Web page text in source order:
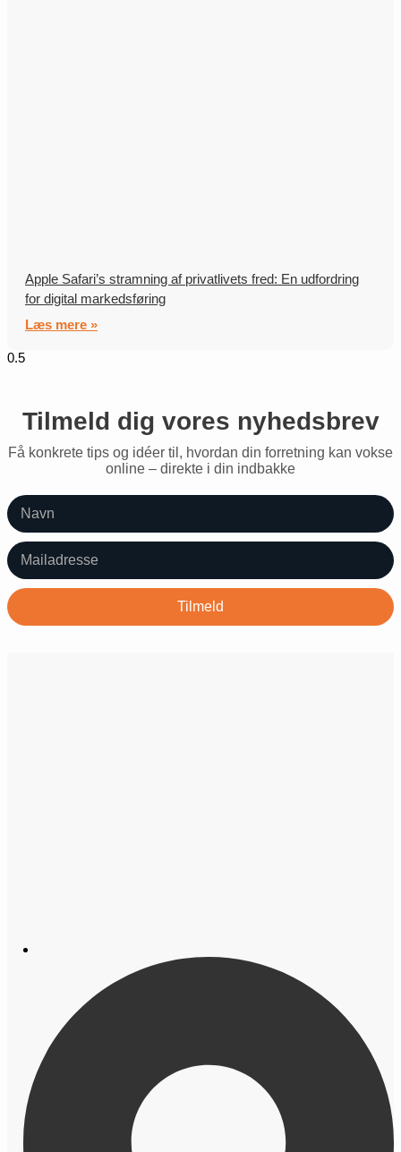
Apple Safari’s stramning af privatlivets fred: En udfordring
for digital markedsføring
Læs mere »
Tilmeld dig vores nyhedsbrev
Få konkrete tips og idéer til, hvordan din forretning kan vokse
online – direkte i din indbakke